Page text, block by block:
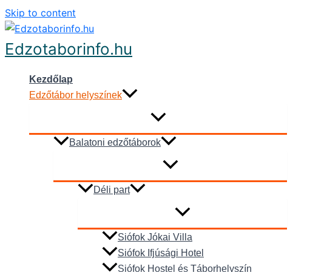
Skip to content
Edzotaborinfo.hu
Kezdőlap
Edzőtábor helyszínek
Balatoni edzőtáborok
Déli part
Siófok Jókai Villa
Siófok Ifjúsági Hotel
Siófok Hostel és Táborhelyszín